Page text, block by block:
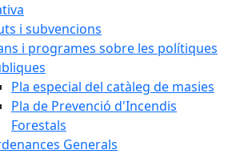
i subvencions
i programes sobre les polítiques
Pla especial del catàleg de masies
Pla de Prevenció d'Incendis
Forestals
Generals